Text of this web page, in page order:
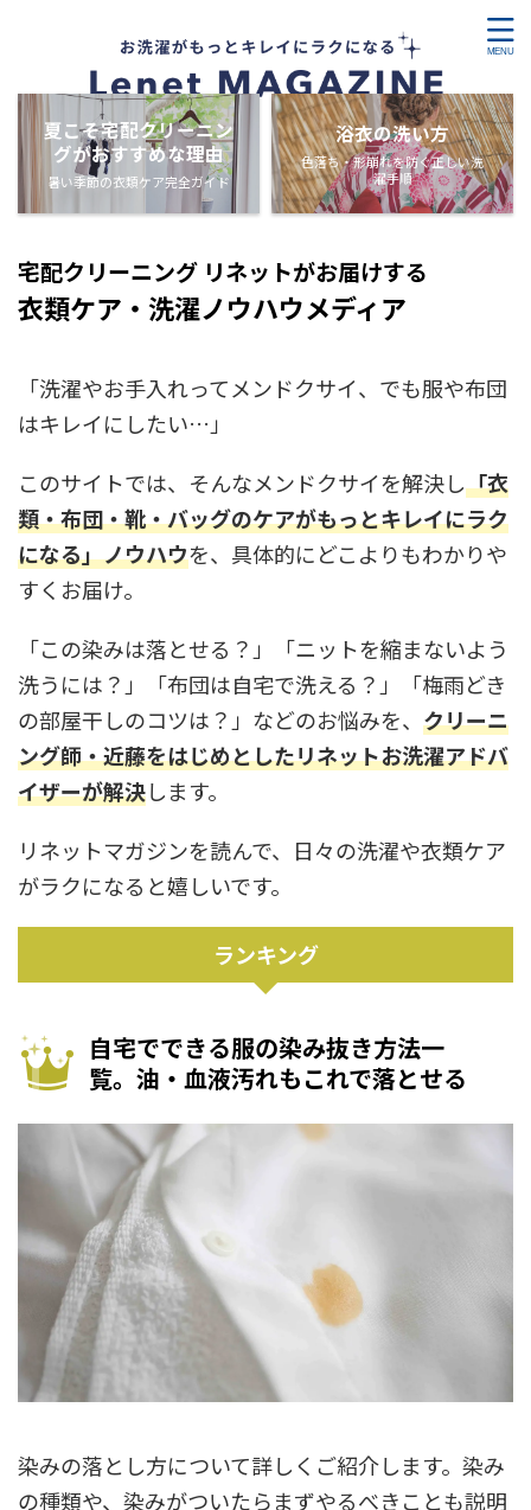
夏こそ宅配クリーニン
グがおすすめな理由
暑い季節の衣類ケア完全ガイド
浴衣の洗い方
色落ち・形崩れを防ぐ正しい洗
濯手順
宅配クリーニング リネットがお届けする
衣類ケア・洗濯ノウハウメディア
「洗濯やお手入れってメンドクサイ、でも服や布団
はキレイにしたい…」
このサイトでは、そんなメンドクサイを解決し「衣
類・布団・靴・バッグのケアがもっとキレイにラク
になる」ノウハウを、具体的にどこよりもわかりや
すくお届け。
「この染みは落とせる？」「ニットを縮まないよう
洗うには？」「布団は自宅で洗える？」「梅雨どき
の部屋干しのコツは？」などのお悩みを、 クリーニ
ング師・近藤をはじめとしたリネットお洗濯アドバ
イザーが解決します。
リネットマガジンを読んで、日々の洗濯や衣類ケア
がラクになると嬉しいです。
ランキング
自宅でできる服の染み抜き方法一
覧。油・血液汚れもこれで落とせる
染みの落とし方について詳しくご紹介します。染み
の種類や、染みがついたらまずやるべきことも説明